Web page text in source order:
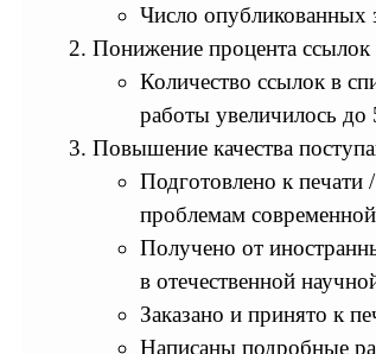
Число опубликованных
Понижение процента ссылок
Количество ссылок в
работы увеличилось до
Повышение качества
Подготовлено к печати
проблемам
Получено от
в отечественной
Заказано и принято к
Написаны подробные